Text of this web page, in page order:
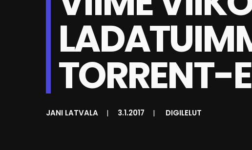
TORRENT-
JANI LATVALA | 3.1.2017 | DIGILELUT